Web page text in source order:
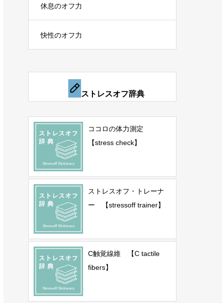
休息のオフ力
快性のオフ力
ストレスオフ辞典
ココロの体力測定
【stress check】
ストレスオフ・トレーナ
ー 【stressoff trainer】
C触覚線維 【C tactile
fibers】